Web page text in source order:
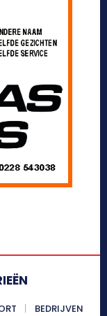
BEDRIJVEN